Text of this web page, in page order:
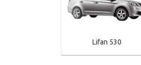
Lifan 530